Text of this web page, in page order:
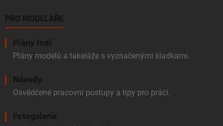
PRO MODELÁŘE
Plány lodí
Plány modelů a takeláže s vyznačenými kladkami.
Návody
Osvědčené pracovní postupy a tipy pro práci.
Fotogalerie